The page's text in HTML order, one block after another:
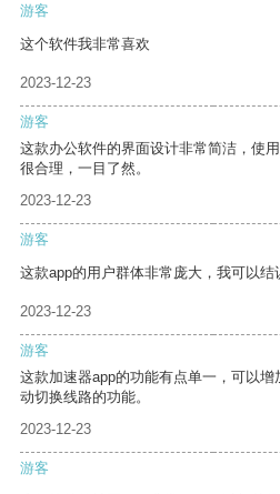
游客
这个软件我非常喜欢
2023-12-23
游客
这款办公软件的界面设计非常简洁，使
很合理，一目了然。
2023-12-23
游客
这款app的用户群体非常庞大，我可以结
2023-12-23
游客
这款加速器app的功能有点单一，可以
动切换线路的功能。
2023-12-23
游客